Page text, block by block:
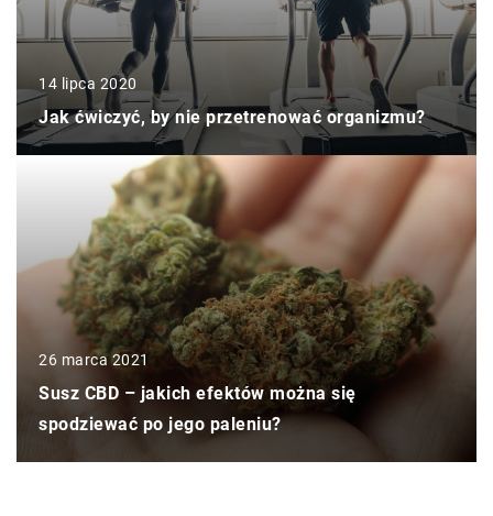
14 lipca 2020
Jak ćwiczyć, by nie przetrenować organizmu?
26 marca 2021
Susz CBD – jakich efektów można się
spodziewać po jego paleniu?